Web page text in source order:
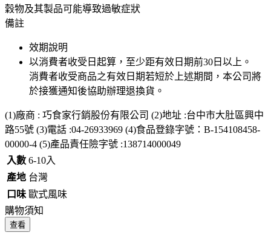
穀物及其製品可能導致過敏症狀
備註
效期說明
以消費者收受日起算，至少距有效日期前30 日以上。
消費者收受商品之有效日期若短於上述期間，本公司將
於接獲通知後協助辦理退換貨。
(1)廠商 : 巧食家行銷股份有限公司 (2)地址 :台中市大肚區興中
路55號 (3)電話 :04-26933969 (4)食品登錄字號：B-154108458-
00000-4 (5)產品責任險字號 :138714000049
入數 6-10入
產地 台灣
口味 歐式風味
購物須知
查看